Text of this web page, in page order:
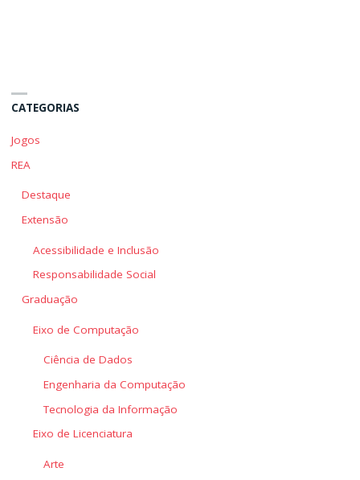
CATEGORIAS
Jogos
REA
Destaque
Extensão
Acessibilidade e Inclusão
Responsabilidade Social
Graduação
Eixo de Computação
Ciência de Dados
Engenharia da Computação
Tecnologia da Informação
Eixo de Licenciatura
Arte